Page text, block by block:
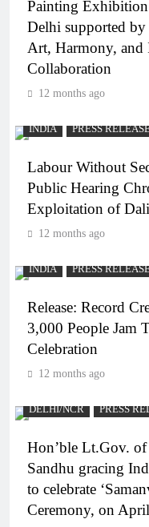
Painting Exhibition
Delhi supported by
Art, Harmony, and
Collaboration
12 months ago
INDIA PRESS
Labour Without
Public Hearing
Exploitation of
12 months ago
INDIA PRESS
Release: Record
3,000 People Jam
Celebration
12 months ago
DELHI/NCR PRESS
Hon’ble Lt.Gov.
Sandhu gracing
to celebrate
Ceremony, on